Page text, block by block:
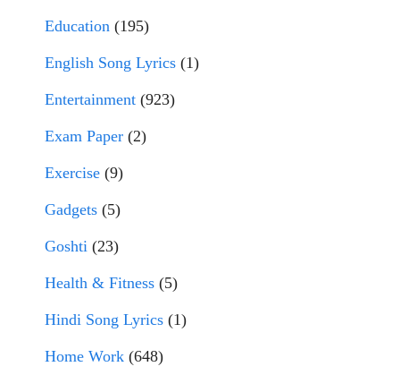
Education (195)
English Song Lyrics (1)
Entertainment (923)
Exam Paper (2)
Exercise (9)
Gadgets (5)
Goshti (23)
Health & Fitness (5)
Hindi Song Lyrics (1)
Home Work (648)